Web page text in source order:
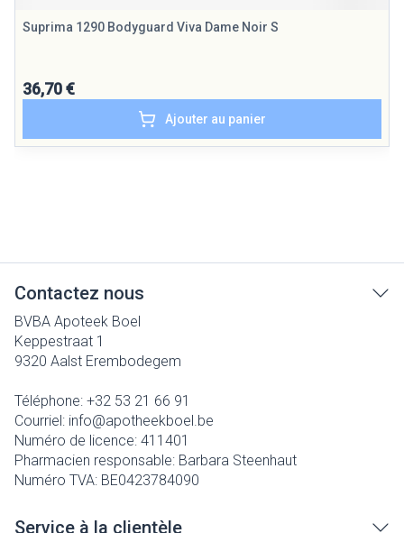
Suprima 1290 Bodyguard Viva Dame Noir S
36,70 €
Ajouter au panier
Contactez nous
BVBA Apoteek Boel
Keppestraat 1
9320 Aalst Erembodegem
Téléphone: +32 53 21 66 91
Courriel: info@apotheekboel.be
Numéro de licence: 411401
Pharmacien responsable: Barbara Steenhaut
Numéro TVA: BE0423784090
Service à la clientèle